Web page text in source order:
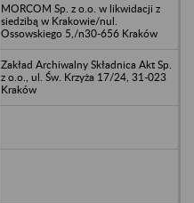
MORCOM Sp. z o.o. w likwidacji z
siedzibą w Krakowie/nul.
Ossowskiego 5,/n30-656 Kraków
Zakład Archiwalny Składnica Akt Sp.
z o.o., ul. Św. Krzyża 17/24, 31-023
Kraków